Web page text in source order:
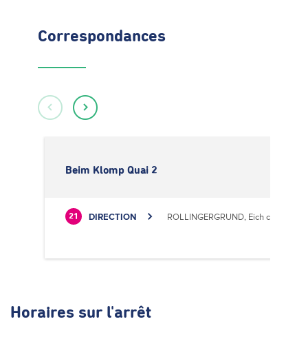
Correspondances
Beim Klomp Quai 2
21 DIRECTION ROLLINGERGRUND, Eich centre
Horaires sur l'arrêt